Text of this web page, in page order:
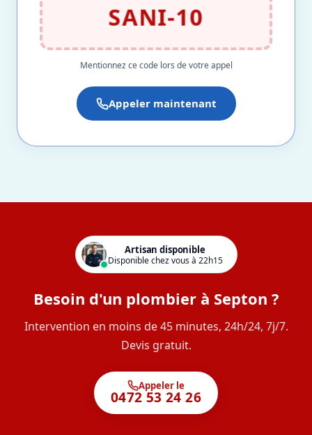
SANI-10
Mentionnez ce code lors de votre appel
Appeler maintenant
Artisan disponible
Disponible chez vous à 22h15
Besoin d'un plombier à Septon ?
Intervention en moins de 45 minutes, 24h/24, 7j/7.
Devis gratuit.
Appeler le
0472 53 24 26